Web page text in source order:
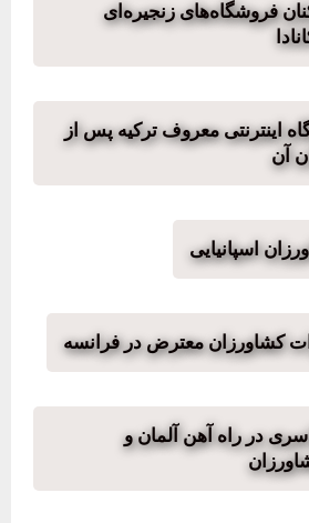
فروشگاه‌های زنجیره‌ای
اینترنتی معروف ترکیه پس از
آن
اسپانیایی
کشاورزان معترض در فرانسه
در راه آهن آلمان و